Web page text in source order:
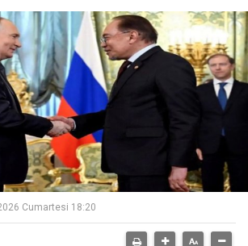
Cumartesi 18:20